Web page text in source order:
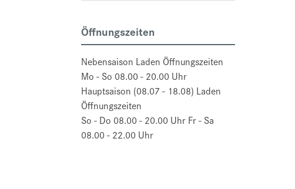
Öffnungszeiten
Nebensaison Laden Öffnungszeiten
Mo - So 08.00 - 20.00 Uhr
Hauptsaison (08.07 - 18.08) Laden
Öffnungszeiten
So - Do 08.00 - 20.00 Uhr Fr - Sa
08.00 - 22.00 Uhr